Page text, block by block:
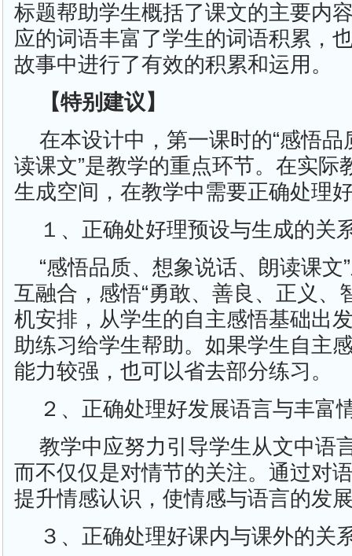
标题帮助学生概括了课文的主要内
应的词语丰富了学生的词语积累，
故事中进行了有效的积累和运用。
【特别建议】
在本设计中，第一课时的“感悟
读课文”是教学的重点环节。在实际
生成空间，在教学中需要正确处理
１、正确处好理预设与生成的关
“感悟品质、想象说话、朗读课文
互融合，感悟“勇敢、善良、正义、
机安排，从学生的自主感悟基础出
助练习给学生帮助。如果学生自主
能力较强，也可以省去部分练习。
２、正确处理好发展语言与丰富
教学中应努力引导学生从文中语
而不仅仅是对情节的关注。通过对
提升情感认识，使情感与语言的发
３、正确处理好课内与课外的关